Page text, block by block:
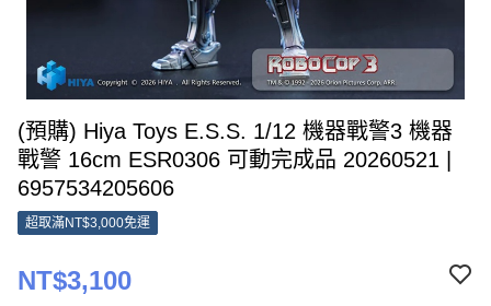
(預購) Hiya Toys E.S.S. 1/12 機器戰警3 機器
戰警 16cm ESR0306 可動完成品 20260521 |
6957534205606
超取滿NT$3,000免運
NT$3,100